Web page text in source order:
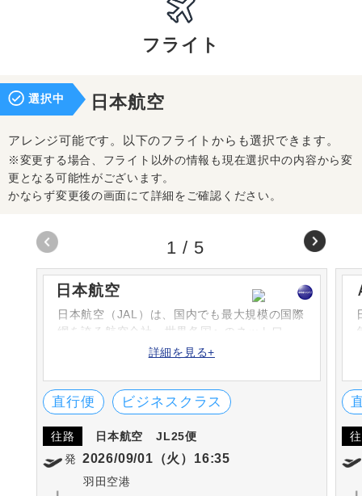
フライト
選択中 日本航空
アレンジ可能です。以下のフライトからも選択できます。
※変更する場合、フライト以外の情報も現在選択中の内容から変
更となる可能性がございます。
かならず変更後の画面にて詳細をご確認ください。
日本航空
日本航空（JAL）は、国内でも最大規模の国際
網を誇る航空会社。世界各国へのネットワー
クを持ち、サービスにも定評があります。米
SKYTRAX社の「ワールド・エアライン・スタ
ー・レーディング」の5-STARに選ばれていま
す
詳細を見る+
直行便 ビジネスクラス
往路 日本航空
JL25便
発 2026/09/01（火）16:35
羽田空港
1 / 5